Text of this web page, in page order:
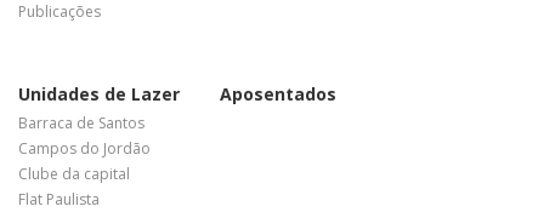
Publicações
Unidades de Lazer
Barraca de Santos
Campos do Jordão
Clube da capital
Flat Paulista
Aposentados